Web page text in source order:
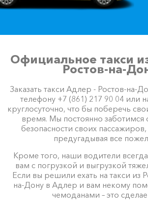
Официальное такси
Ростов-на-
Заказать такси Адлер - Ростов-на-
телефону +7 (861) 217 90 04 или
круглосуточно, что бы поберечь
время. Мы постоянно
безопасности своих
предугадывая все
Кроме того, наши водители
вам с погрузкой и выгрузкой
Если вы решили ехать на такси из
на-Дону в Адлер и вам некому
чемоданами – это